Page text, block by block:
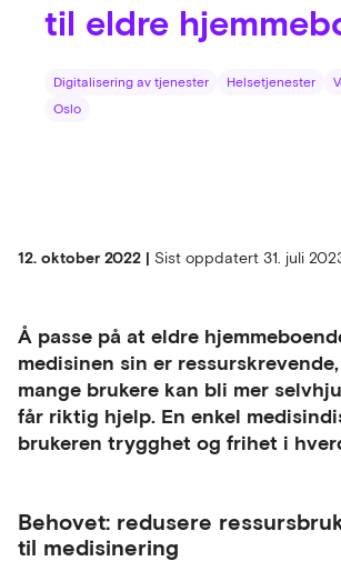
til eldre
Digitalisering av tjenester Helsetjenester
Oslo
12. oktober 2022 | Sist oppdatert 31. juli
Å passe på at eldre
medisinen sin er
mange brukere kan bli mer
får riktig hjelp. En enkel
brukeren trygghet og frihet i
Behovet: redusere
til medisinering